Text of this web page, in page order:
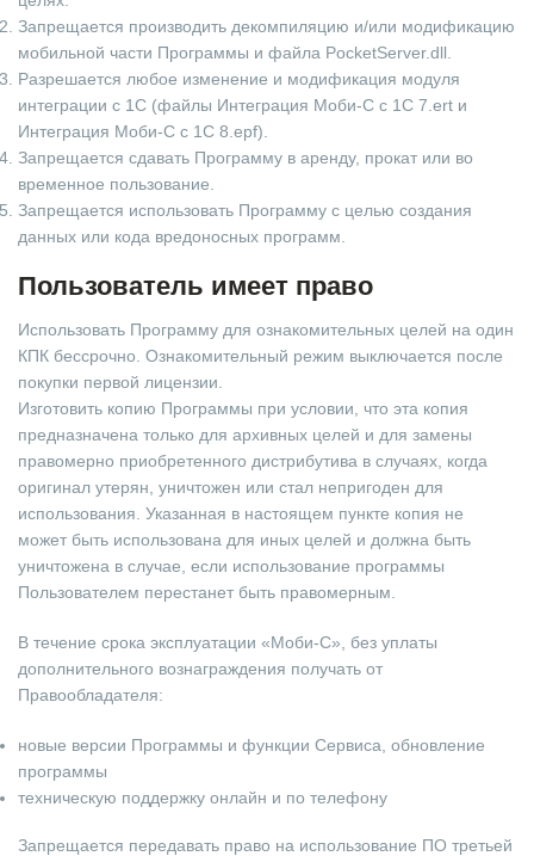
Запрещается производить декомпиляцию и/или модификацию
мобильной части Программы и файла PocketServer.dll.
Разрешается любое изменение и модификация модуля
интеграции с 1С (файлы Интеграция Моби-С с 1С 7.ert и
Интеграция Моби-С с 1С 8.epf).
Запрещается сдавать Программу в аренду, прокат или во
временное пользование.
Запрещается использовать Программу с целью создания
данных или кода вредоносных программ.
Пользователь имеет право
Использовать Программу для ознакомительных целей на один
КПК бессрочно. Ознакомительный режим выключается после
покупки первой лицензии.
Изготовить копию Программы при условии, что эта копия
предназначена только для архивных целей и для замены
правомерно приобретенного дистрибутива в случаях, когда
оригинал утерян, уничтожен или стал непригоден для
использования. Указанная в настоящем пункте копия не
может быть использована для иных целей и должна быть
уничтожена в случае, если использование программы
Пользователем перестанет быть правомерным.
В течение срока эксплуатации «Моби-С», без уплаты
дополнительного вознаграждения получать от
Правообладателя:
новые версии Программы и функции Сервиса, обновление
программы
техническую поддержку онлайн и по телефону
Запрещается передавать право на использование ПО третьей